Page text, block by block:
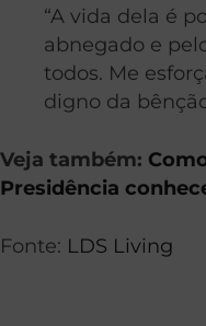
“A vida dela é
abnegado e
todos. Me
digno da
Veja também:
Presidência
Fonte: LDS Living